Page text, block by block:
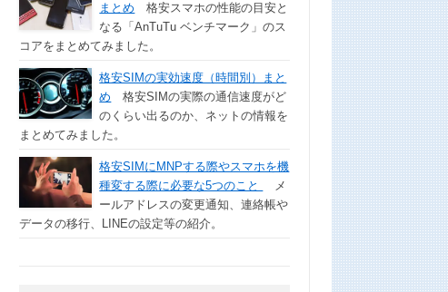
まとめ 格安スマホの性能の目安と
なる「AnTuTu ベンチマーク」のス
コアをまとめてみました。
格安SIMの実効速度（時間別）まと
め 格安SIMの実際の通信速度がど
のくらい出るのか、ネットの情報を
まとめてみました。
格安SIMにMNPする際やスマホを機
種変する際に必要な5つのこと
メ
ールアドレスの変更通知、連絡帳や
データの移行、LINEの設定等の紹介。